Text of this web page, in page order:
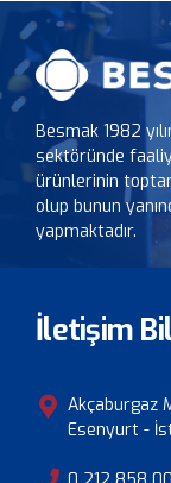
Besmak 1982
sektöründe
ürünlerinin
olup bunun
yapmaktadır.
İletişim
Akçaburgaz
Esenyurt -